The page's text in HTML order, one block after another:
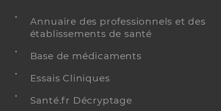
Annuaire des professionnels et des
établissements de santé
Base de médicaments
Essais Cliniques
Santé.fr Décryptage